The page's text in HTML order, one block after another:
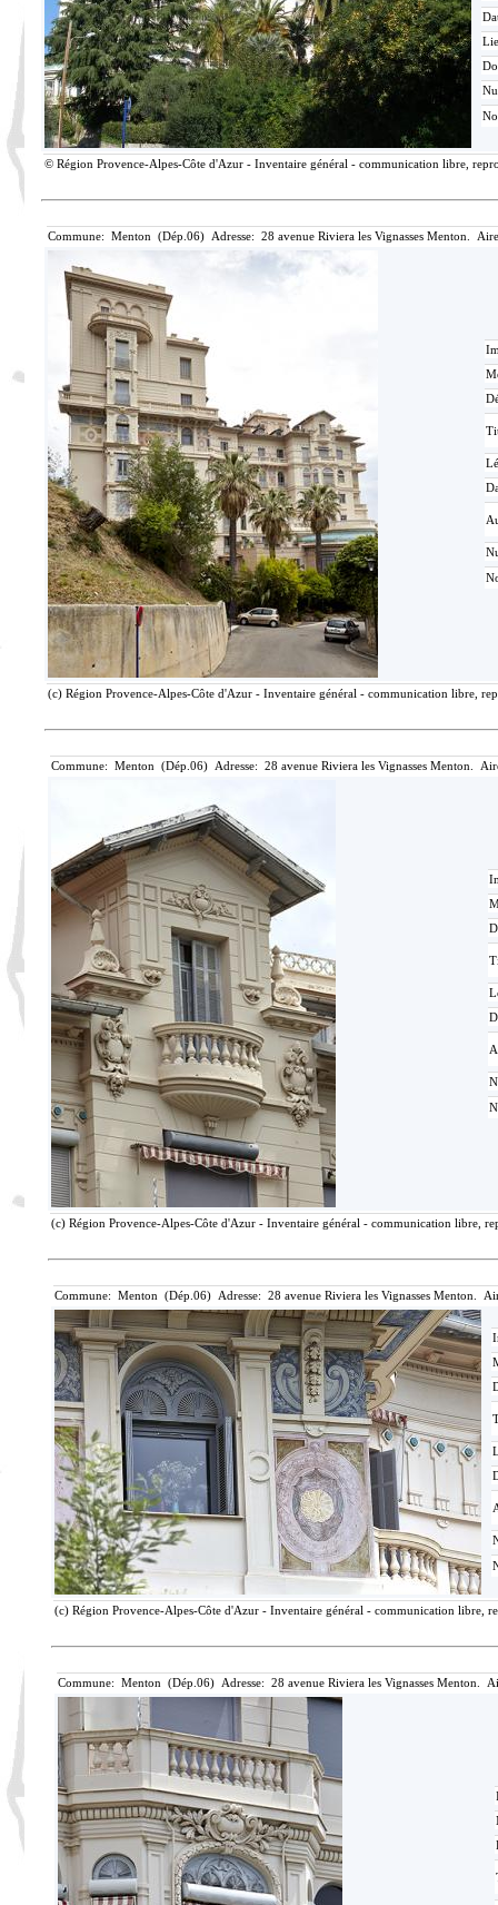
© Région Provence-Alpes-Côte d'Azur - Inventaire général - communication libre,
Commune: Menton (Dép.06) Adresse: 28 avenue Riviera les Vignasses Menton.
(c) Région Provence-Alpes-Côte d'Azur - Inventaire général - communication libre,
Commune: Menton (Dép.06) Adresse: 28 avenue Riviera les Vignasses Menton.
(c) Région Provence-Alpes-Côte d'Azur - Inventaire général - communication libre,
Commune: Menton (Dép.06) Adresse: 28 avenue Riviera les Vignasses Menton.
(c) Région Provence-Alpes-Côte d'Azur - Inventaire général - communication libre,
Commune: Menton (Dép.06) Adresse: 28 avenue Riviera les Vignasses Menton.